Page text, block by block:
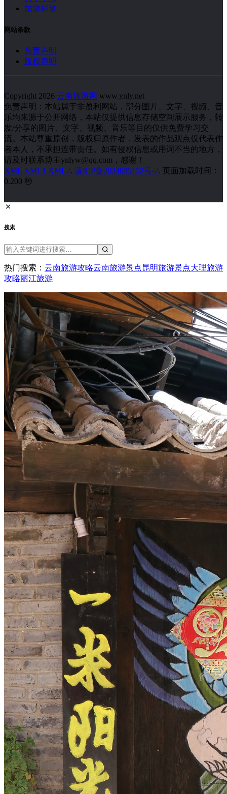
旅游标签
网站条款
免责声明
版权声明
Copyright 2026 云南旅游网 www.ynly.net
免责声明：本站属于非盈利网站，部分图片、文字、视频、音
乐均来源于公开网络，本站仅提供信息存储空间展示服务，转
发/分享的图片、文字、视频、音乐等目的仅供免费学习交
流。本站尊重原创，版权归原作者，发表的作品观点仅代表作
者本人，不承担连带责任。如有侵权信息或用词不当的地方，
请及时联系博主ynlyw@qq.com，感谢！
XML XML1 XML2. 滇ICP备2024035152号-2. 页面加载时间：
0.200 秒
搜索
热门搜索： 云南旅游攻略云南旅游景点昆明旅游景点大理旅游
攻略丽江旅游